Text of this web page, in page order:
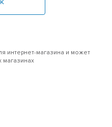
интернет-магазина и может
магазинах